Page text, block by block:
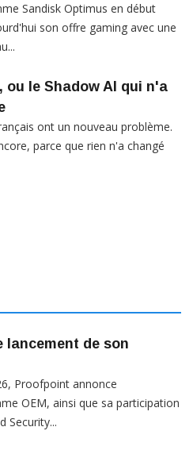
Sandisk Optimus en début
son offre gaming avec une
ou le Shadow AI qui n'a
ont un nouveau problème.
parce que rien n'a changé
lancement de son
Proofpoint annonce
OEM, ainsi que sa participation
Security...